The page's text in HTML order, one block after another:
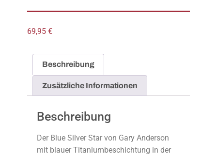
69,95 €
Beschreibung
Zusätzliche Informationen
Beschreibung
Der Blue Silver Star von Gary Anderson
mit blauer Titaniumbeschichtung in der